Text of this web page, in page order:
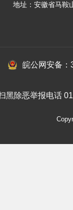
地址：安徽省马鞍
皖公网安备
黑除恶举报电话